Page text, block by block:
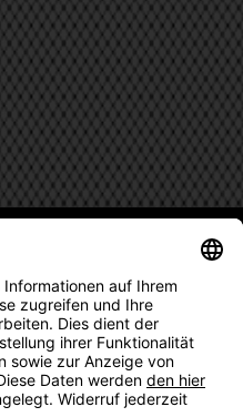
DHB-FANSHOP
SIE KEINE NEUIGKEIT ODER